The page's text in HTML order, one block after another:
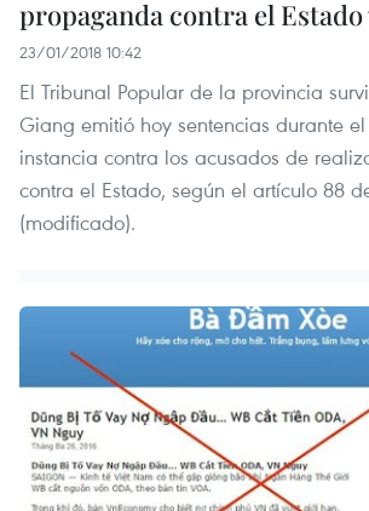
propaganda contra el
23/01/2018 10:42
El Tribunal Popular de la provincia
Giang emitió hoy sentencias durante
instancia contra los acusados de
contra el Estado, según el artículo 88
(modificado).